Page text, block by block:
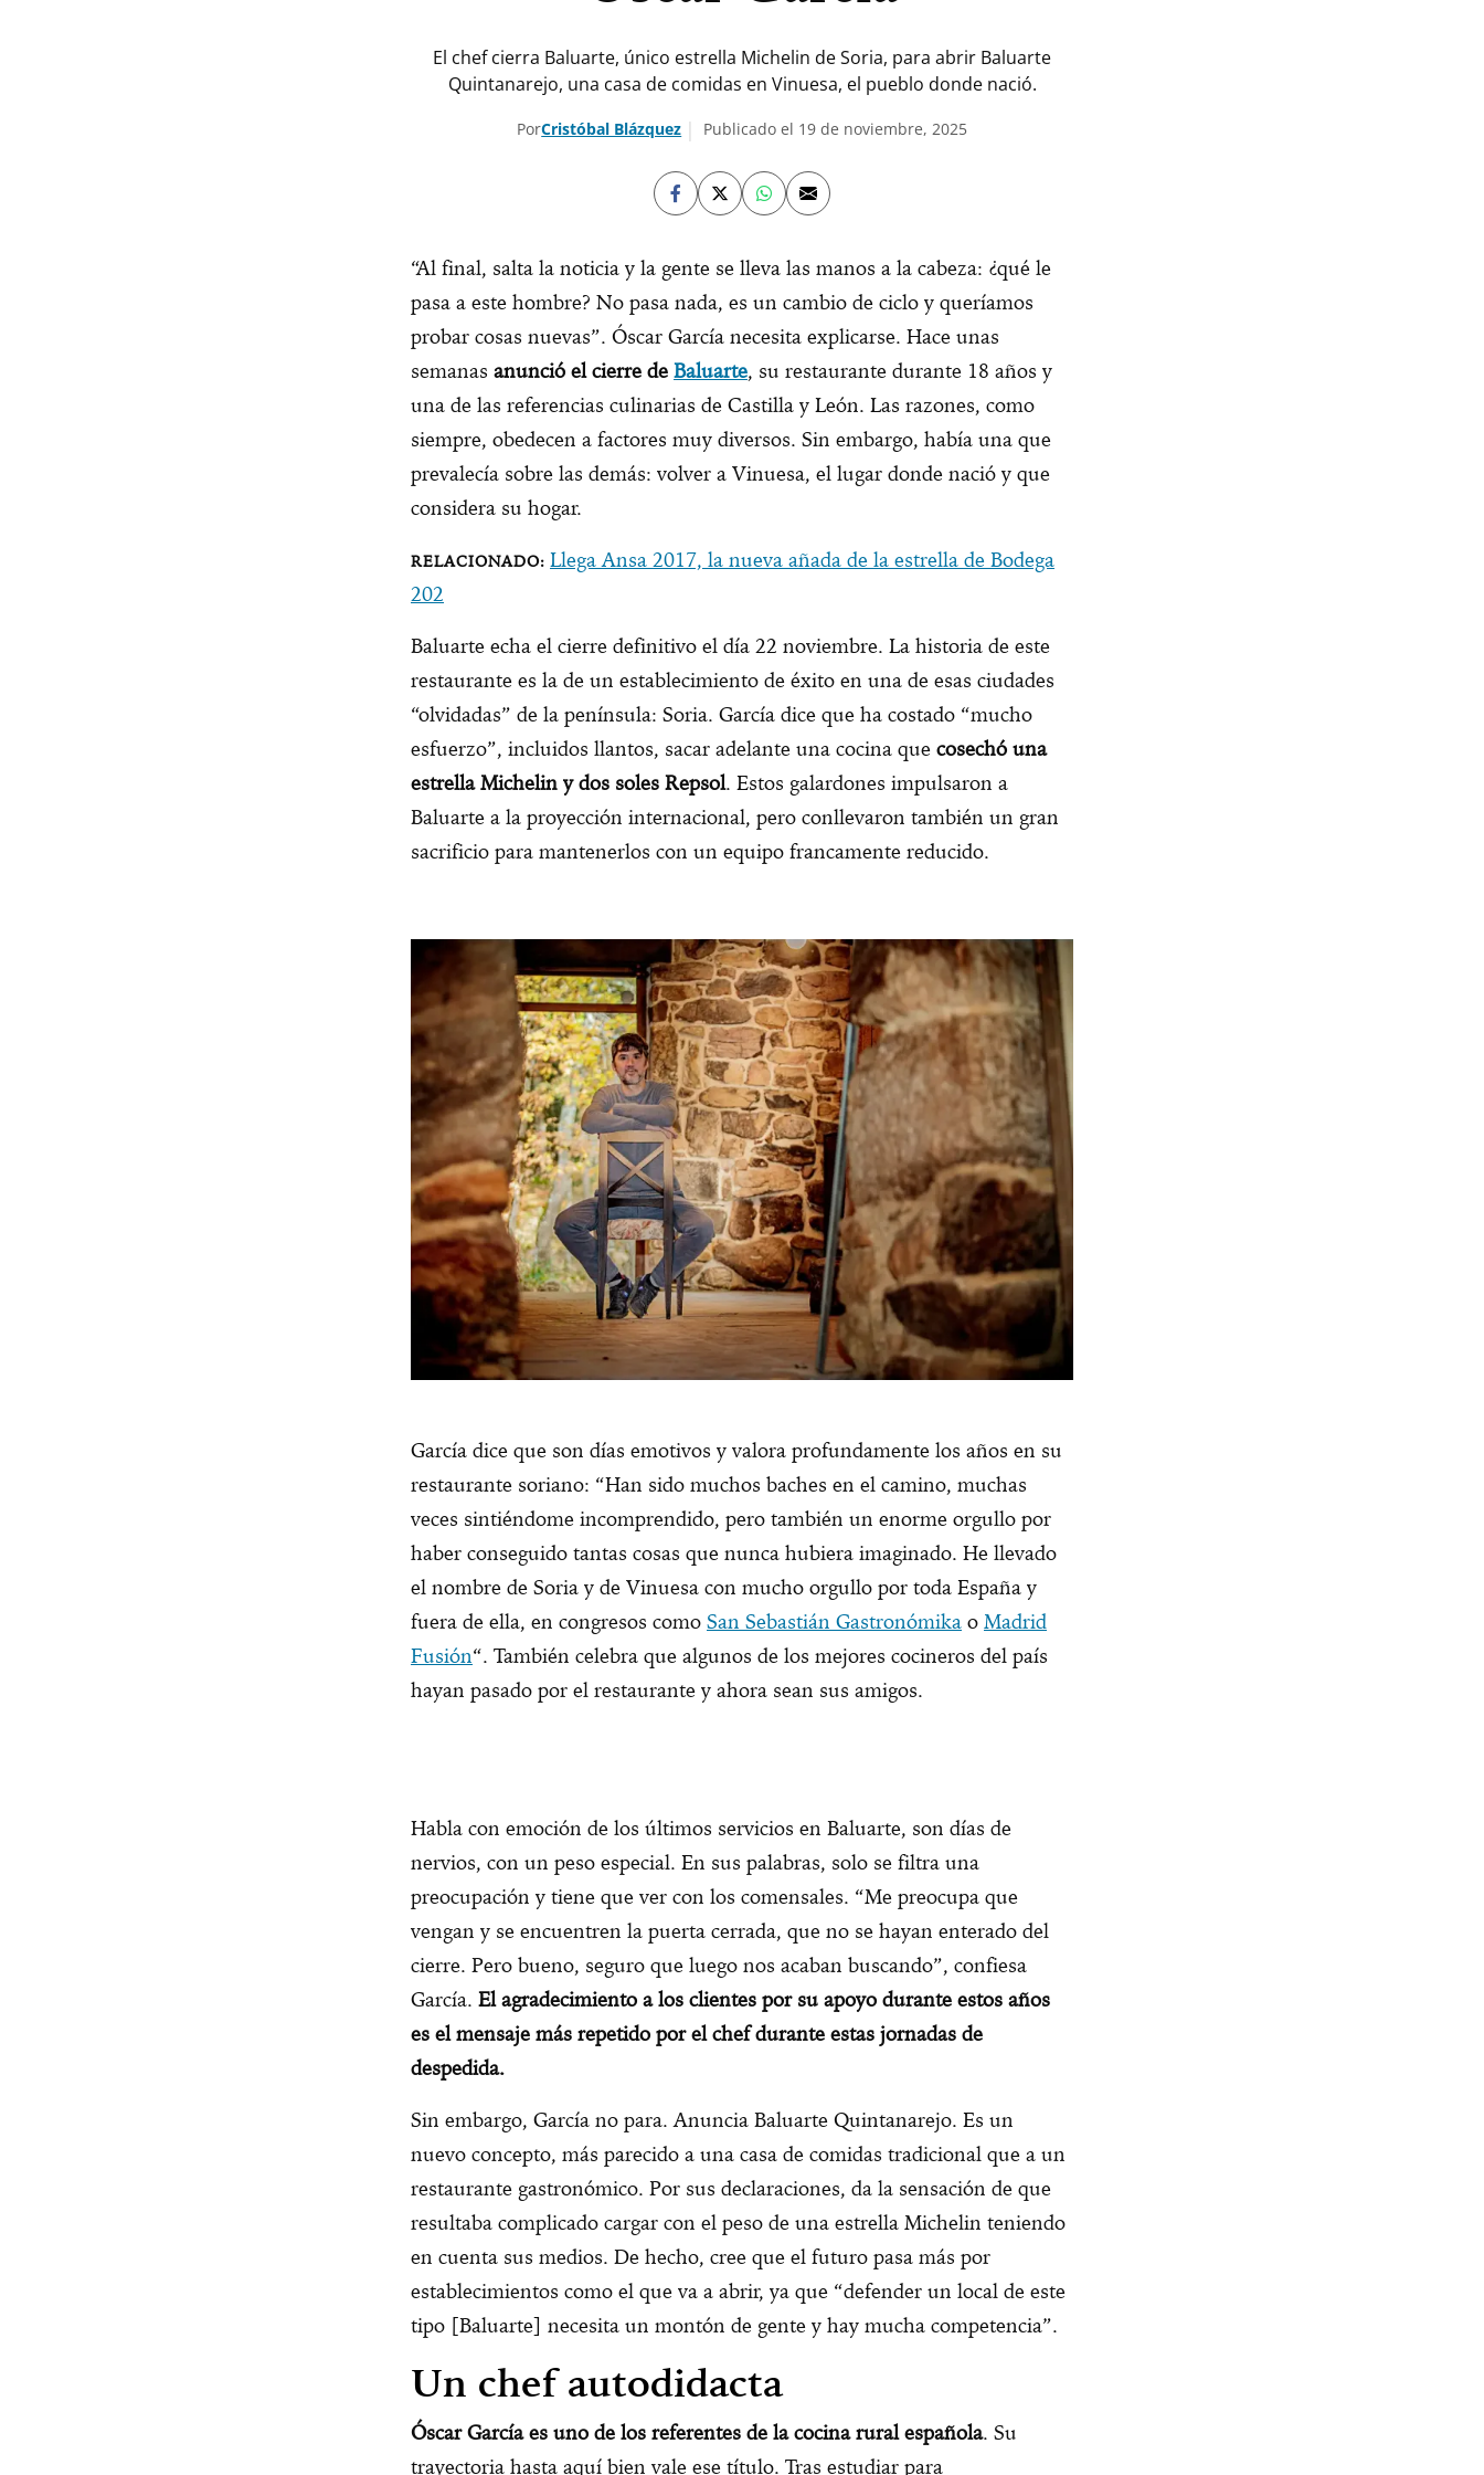
El chef cierra Baluarte, único estrella Michelin de Soria, para abrir Baluarte
Quintanarejo, una casa de comidas en Vinuesa, el pueblo donde nació.
PorCristóbal Blázquez Publicado el 19 de noviembre, 2025
“Al final, salta la noticia y la gente se lleva las manos a la cabeza: ¿qué le
pasa a este hombre? No pasa nada, es un cambio de ciclo y queríamos
probar cosas nuevas”. Óscar García necesita explicarse. Hace unas
semanas anunció el cierre de Baluarte, su restaurante durante 18 años y
una de las referencias culinarias de Castilla y León. Las razones, como
siempre, obedecen a factores muy diversos. Sin embargo, había una que
prevalecía sobre las demás: volver a Vinuesa, el lugar donde nació y que
considera su hogar.
Llega Ansa 2017, la nueva añada de la estrella de Bodega
202
Baluarte echa el cierre definitivo el día 22 noviembre. La historia de este
restaurante es la de un establecimiento de éxito en una de esas ciudades
“olvidadas” de la península: Soria. García dice que ha costado “mucho
esfuerzo”, incluidos llantos, sacar adelante una cocina que cosechó una
estrella Michelin y dos soles Repsol. Estos galardones impulsaron a
Baluarte a la proyección internacional, pero conllevaron también un gran
sacrificio para mantenerlos con un equipo francamente reducido.
García dice que son días emotivos y valora profundamente los años en su
restaurante soriano: “Han sido muchos baches en el camino, muchas
veces sintiéndome incomprendido, pero también un enorme orgullo por
haber conseguido tantas cosas que nunca hubiera imaginado. He llevado
el nombre de Soria y de Vinuesa con mucho orgullo por toda España y
fuera de ella, en congresos como San Sebastián Gastronómika o Madrid
Fusión“. También celebra que algunos de los mejores cocineros del país
hayan pasado por el restaurante y ahora sean sus amigos.
Habla con emoción de los últimos servicios en Baluarte, son días de
nervios, con un peso especial. En sus palabras, solo se filtra una
preocupación y tiene que ver con los comensales. “Me preocupa que
vengan y se encuentren la puerta cerrada, que no se hayan enterado del
cierre. Pero bueno, seguro que luego nos acaban buscando”, confiesa
García. El agradecimiento a los clientes por su apoyo durante estos años
es el mensaje más repetido por el chef durante estas jornadas de
despedida.
Sin embargo, García no para. Anuncia Baluarte Quintanarejo. Es un
nuevo concepto, más parecido a una casa de comidas tradicional que a un
restaurante gastronómico. Por sus declaraciones, da la sensación de que
resultaba complicado cargar con el peso de una estrella Michelin teniendo
en cuenta sus medios. De hecho, cree que el futuro pasa más por
establecimientos como el que va a abrir, ya que “defender un local de este
tipo [Baluarte] necesita un montón de gente y hay mucha competencia”.
Un chef autodidacta
Óscar García es uno de los referentes de la cocina rural española. Su
trayectoria hasta aquí bien vale ese título. Tras estudiar para